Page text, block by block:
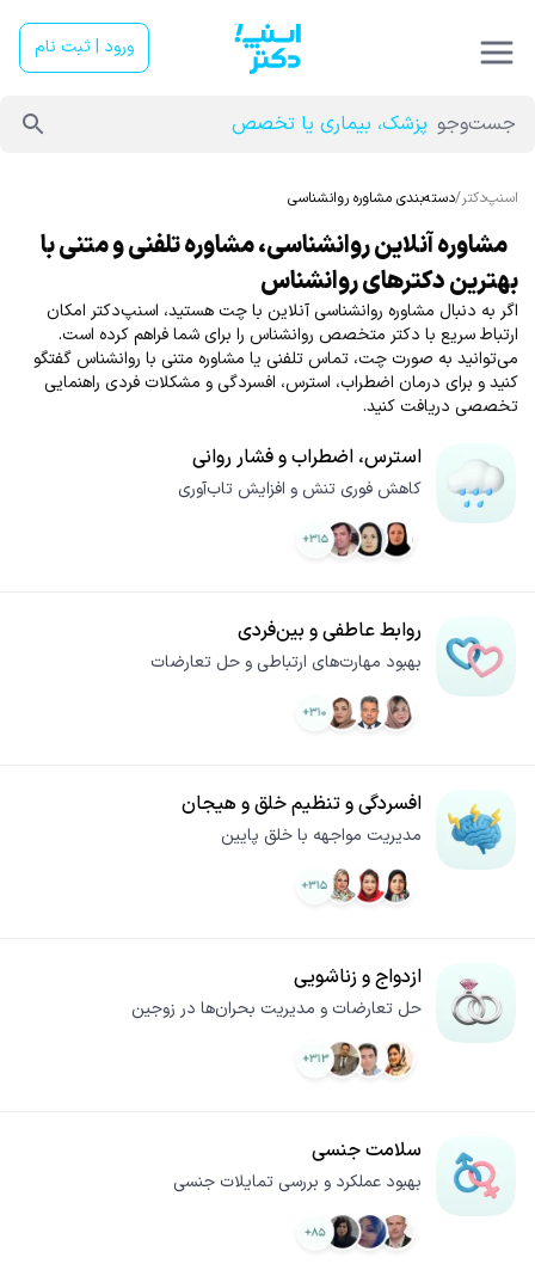
ورود | ثبت نام
جست‌وجو پزشک، بیماری یا تخصص
اسنپ‌دکتر/دسته‌بندی مشاوره روانشناسی
مشاوره آنلاین روانشناسی، مشاوره تلفنی و متنی با
بهترین دکترهای روانشناس
اگر به دنبال مشاوره روانشناسی آنلاین با چت هستید، اسنپ‌دکتر امکان
ارتباط سریع با دکتر متخصص روانشناس را برای شما فراهم کرده است.
می‌توانید به صورت چت، تماس تلفنی یا مشاوره متنی با روانشناس گفتگو
کنید و برای درمان اضطراب، استرس، افسردگی و مشکلات فردی راهنمایی
تخصصی دریافت کنید.
استرس، اضطراب و فشار روانی
کاهش فوری تنش و افزایش تاب‌آوری
روابط عاطفی و بین‌فردی
بهبود مهارت‌های ارتباطی و حل تعارضات
افسردگی و تنظیم خلق و هیجان
مدیریت مواجهه با خلق پایین
ازدواج و زناشویی
حل تعارضات و مدیریت بحران‌ها در زوجین
سلامت جنسی
بهبود عملکرد و بررسی تمایلات جنسی